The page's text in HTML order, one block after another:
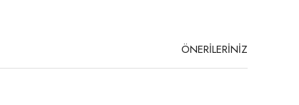
ÖNERİLERİNİZ